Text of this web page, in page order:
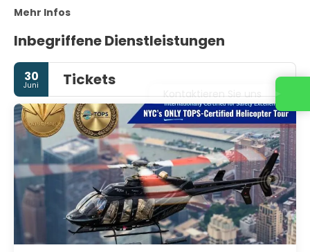
Mehr Infos
Inbegriffene Dienstleistungen
30
Juni Tickets
Kontaktieren Sie uns